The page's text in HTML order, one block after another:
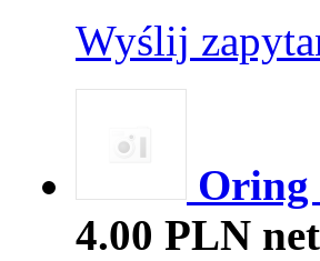
Wyślij
Oring
4.00 PLN